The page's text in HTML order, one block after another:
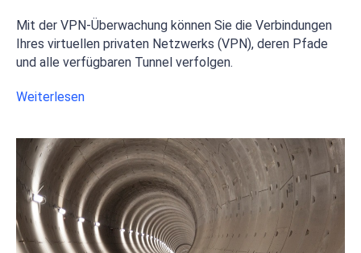
Mit der VPN-Überwachung können Sie die Verbindungen
Ihres virtuellen privaten Netzwerks (VPN), deren Pfade
und alle verfügbaren Tunnel verfolgen.
Weiterlesen